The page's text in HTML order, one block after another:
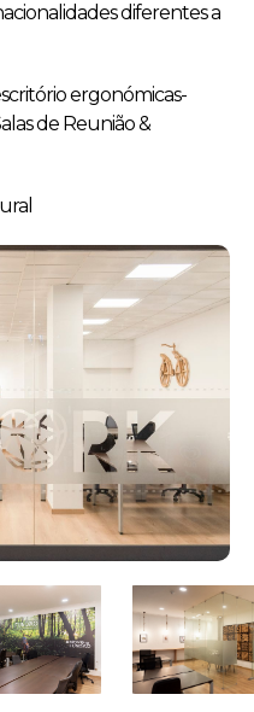
diferentes a
ergonómicas-
de Reunião &